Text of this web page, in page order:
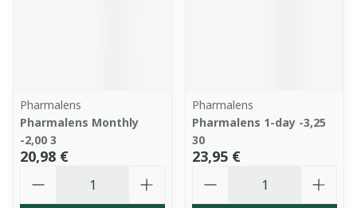
Pharmalens
Pharmalens Monthly
-2,00 3
20,98 €
Pharmalens
Pharmalens 1-day -3,25
30
23,95 €